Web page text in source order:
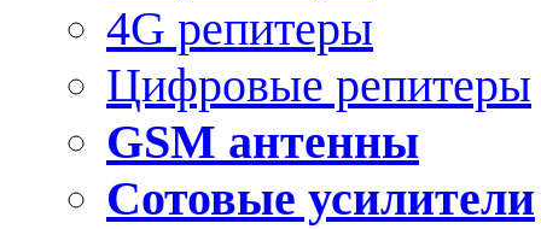
4G репитеры
Цифровые репитеры
GSM антенны
Сотовые усилители